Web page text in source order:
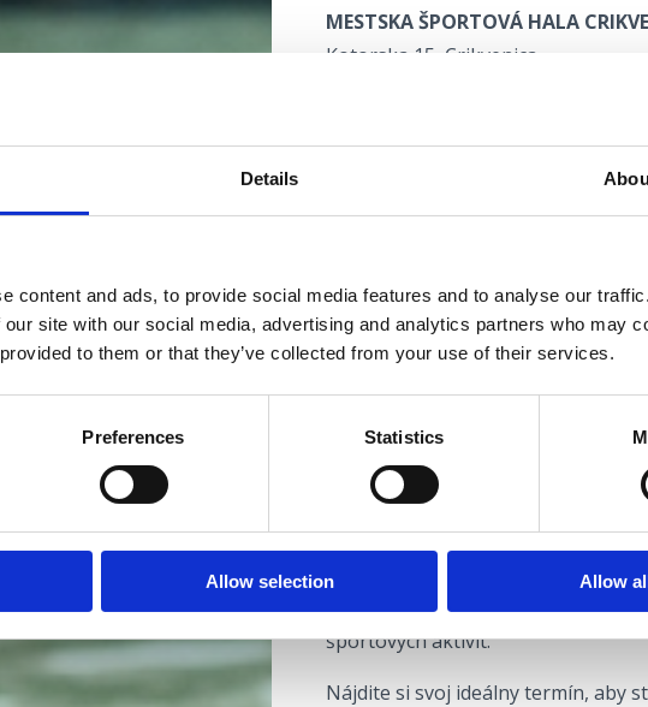
Details
content and ads, to provide social media features and to analyse our
site with our social media, advertising and analytics partners who may
to them or that they’ve collected from your use of their services.
Preferences Statistics
Allow selection Allow
MESTSKA ŠPORTOVÁ HALA
Kotorska 15, Crikvenica
HALY STREDNEJ ŠKOLY DR.
ss-crikvenica-501@skole.t-com.hr
www.ss-abarca-crikvenica.skole.hr
ŠPORTOVO-REKREAČNÉ
Prajete si rekreáciu, ale nechcete
A do bodu B? Úplne vám
športových centier, ktoré
športových aktivít.
Nájdite si svoj ideálny termín, aby